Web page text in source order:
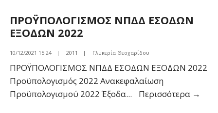
2023
ΠΡΟΫΠΟΛΟΓΙΣΜΟΣ ΝΠΔΔ ΕΣΟΔΩΝ
ΕΞΟΔΩΝ 2022
10/12/2021 15:24 | 2011 | Γλυκερία Θεοχαρίδου
ΠΡΟΫΠΟΛΟΓΙΣΜΟΣ ΝΠΔΔ ΕΣΟΔΩΝ ΕΞΟΔΩΝ 2022
Προϋπολογισμός 2022 Ανακεφαλαίωση
Προϋπολογισμού 2022 Έξοδα... Περισσότερα →